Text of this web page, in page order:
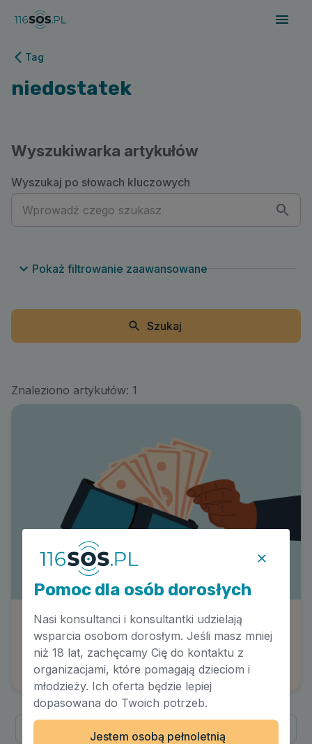
Tag
niedostatek
Wyszukiwarka artykułów
Wyszukaj po słowach kluczowych
Pokaż filtrowanie zaawansowane
Szukaj
Znaleziono artykułów: 1
Obowiązek alimentacyjny dziecka na rzecz
rodzica
Autor: Malwina Bobrzyk
116sos.pl | niedostatek
Pomoc dla osób dorosłych
Nasi konsultanci i konsultantki udzielają
wsparcia osobom dorosłym. Jeśli masz mniej
niż 18 lat, zachęcamy Cię do kontaktu z
organizacjami, które pomagają dzieciom i
młodzieży. Ich oferta będzie lepiej
dopasowana do Twoich potrzeb.
Jestem osobą pełnoletnią